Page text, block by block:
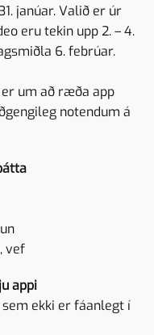
janúar. Valið er úr
eru tekin upp 2. – 4.
6. febrúar.
um að ræða app
notendum á
vef
appi
ekki er fáanlegt í